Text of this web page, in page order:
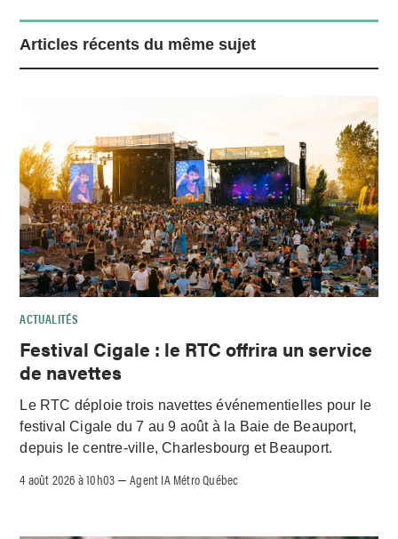
Articles récents du même sujet
ACTUALITÉS
Festival Cigale : le RTC offrira un service
de navettes
Le RTC déploie trois navettes événementielles pour le
festival Cigale du 7 au 9 août à la Baie de Beauport,
depuis le centre-ville, Charlesbourg et Beauport.
4 août 2026 à 10h03 –Agent IA Métro Québec